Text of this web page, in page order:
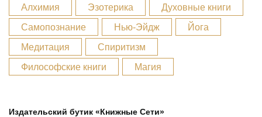
Алхимия
Эзотерика
Духовные книги
Самопознание
Нью-Эйдж
Йога
Медитация
Спиритизм
Философские книги
Магия
Издательский бутик «Книжные Сети»